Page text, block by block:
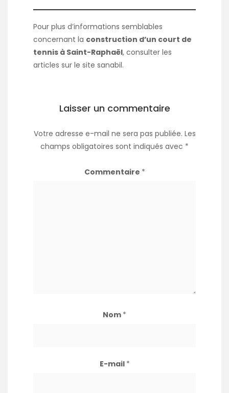
Pour plus d’informations semblables
concernant la construction d’un court de
tennis à Saint-Raphaël, consulter les
articles sur le site sanabil.
Laisser un commentaire
Votre adresse e-mail ne sera pas publiée. Les
champs obligatoires sont indiqués avec *
Commentaire *
Nom *
E-mail *